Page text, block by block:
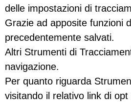
delle impostazioni di
Grazie ad apposite funzioni
precedentemente salvati.
Altri Strumenti di
navigazione.
Per quanto riguarda
visitando il relativo link di